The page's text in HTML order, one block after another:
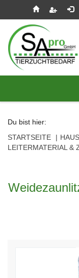
Seitenebreiche:
Du bist hier:
STARTSEITE
LEITERMATERIAL &